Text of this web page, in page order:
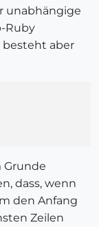
unabhängige
Ruby
besteht aber
Grunde
dass, wenn
den Anfang
Zeilen